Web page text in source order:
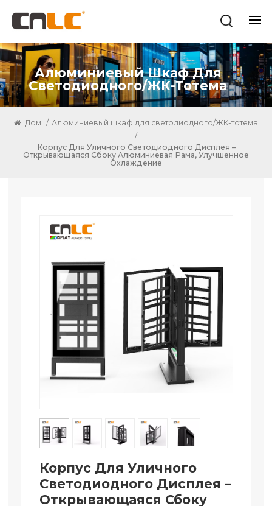
Алюминиевый Шкаф Для
Светодиодного/ЖК-Тотема
Дом / Алюминиевый шкаф для светодиодного/ЖК-тотема
/
Корпус Для Уличного Светодиодного Дисплея –
Открывающаяся Сбоку Алюминиевая Рама, Улучшенное
Охлаждение
Корпус Для Уличного
Светодиодного Дисплея –
Открывающаяся Сбоку